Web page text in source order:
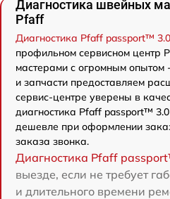
Диагностика швейных
Pfaff
Диагностика Pfaff passport™ 3.0
профильном сервисном центр
мастерами с огромным опытом
и запчасти предоставляем
сервис-центре уверены в
диагностика Pfaff passport™
дешевле при оформлении
заказа звонка.
Диагностика Pfaff
выезде, если не требует
и длительного времени